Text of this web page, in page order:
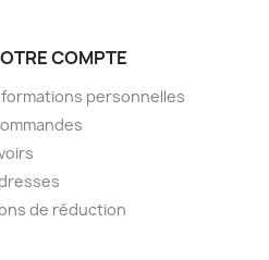
COMPTE
personnelles
de réduction